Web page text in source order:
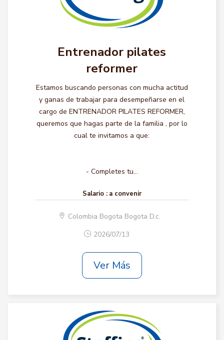
Entrenador pilates
reformer
Estamos buscando personas con mucha actitud
y ganas de trabajar para desempeñarse en el
cargo de ENTRENADOR PILATES REFORMER,
queremos que hagas parte de la familia , por lo
cual te invitamos a que:
- Completes tu...
Salario : a convenir
Colombia Bogota Bogota D.c.
2026/07/13
Ver Más